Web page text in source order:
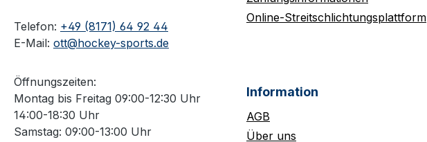
Telefon: +49 (8171) 64 92 44
E-Mail: ott@hockey-sports.de
Öffnungszeiten:
Montag bis Freitag 09:00-12:30 Uhr
14:00-18:30 Uhr
Samstag: 09:00-13:00 Uhr
Online-Streitschlichtungsplattform
Information
AGB
Über uns